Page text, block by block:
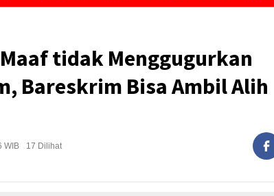
tidak Menggugurkan
Bareskrim Bisa Ambil Alih
WIB 17 Dilihat